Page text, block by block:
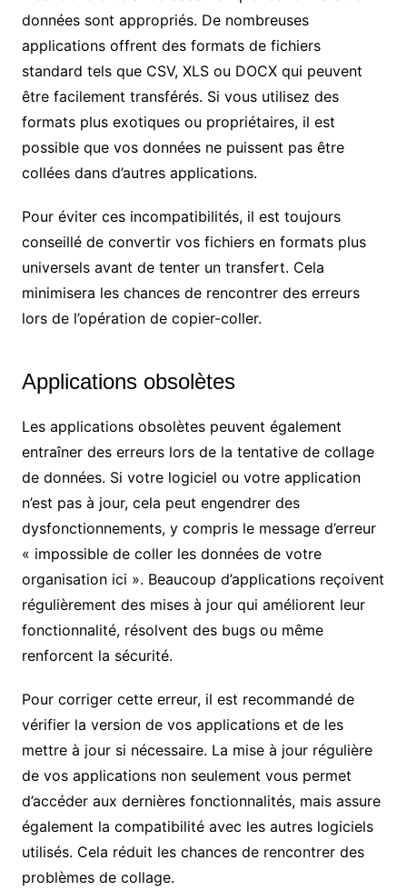
données sont appropriés. De nombreuses
applications offrent des formats de fichiers
standard tels que CSV, XLS ou DOCX qui peuvent
être facilement transférés. Si vous utilisez des
formats plus exotiques ou propriétaires, il est
possible que vos données ne puissent pas être
collées dans d’autres applications.
Pour éviter ces incompatibilités, il est toujours
conseillé de convertir vos fichiers en formats plus
universels avant de tenter un transfert. Cela
minimisera les chances de rencontrer des erreurs
lors de l’opération de copier-coller.
Applications obsolètes
Les applications obsolètes peuvent également
entraîner des erreurs lors de la tentative de collage
de données. Si votre logiciel ou votre application
n’est pas à jour, cela peut engendrer des
dysfonctionnements, y compris le message d’erreur
« impossible de coller les données de votre
organisation ici ». Beaucoup d’applications reçoivent
régulièrement des mises à jour qui améliorent leur
fonctionnalité, résolvent des bugs ou même
renforcent la sécurité.
Pour corriger cette erreur, il est recommandé de
vérifier la version de vos applications et de les
mettre à jour si nécessaire. La mise à jour régulière
de vos applications non seulement vous permet
d’accéder aux dernières fonctionnalités, mais assure
également la compatibilité avec les autres logiciels
utilisés. Cela réduit les chances de rencontrer des
problèmes de collage.